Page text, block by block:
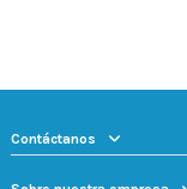
Contáctanos